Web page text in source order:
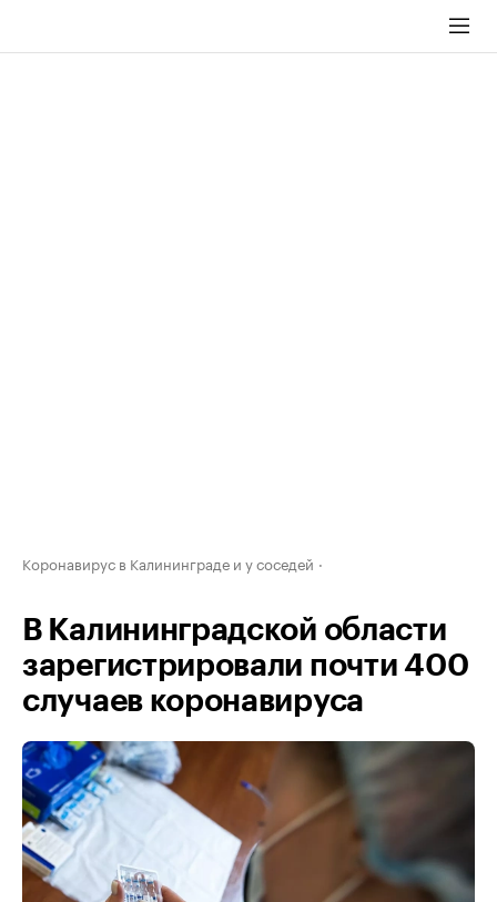
Коронавирус в Калининграде и у соседей
В Калининградской области
зарегистрировали почти 400
случаев коронавируса